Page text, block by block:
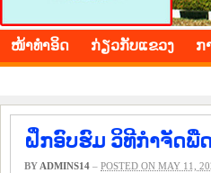
ໜ້າ​ທຳ​ອິດ ​ກ່ຽວ​ກັບ​ແຂວງ ກ
ຝຶກອົບຮົມ ວິທີກຳຈັດພື
BY ADMINS14 – POSTED ON MAY 11,